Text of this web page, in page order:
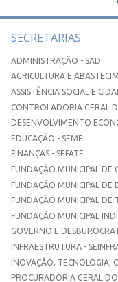
SECRETARIAS
ADMINISTRAÇÃO - SAD
AGRICULTURA E
ASSISTÊNCIA SOCIAL E
CONTROLADORIA GERAL
DESENVOLVIMENTO
EDUCAÇÃO - SEME
FINANÇAS - SEFATE
FUNDAÇÃO MUNICIPAL DE
FUNDAÇÃO MUNICIPAL DE
FUNDAÇÃO MUNICIPAL DE
FUNDAÇÃO MUNICIPAL
GOVERNO E
INFRAESTRUTURA -
INOVAÇÃO, TECNOLOGIA,
PROCURADORIA GERAL